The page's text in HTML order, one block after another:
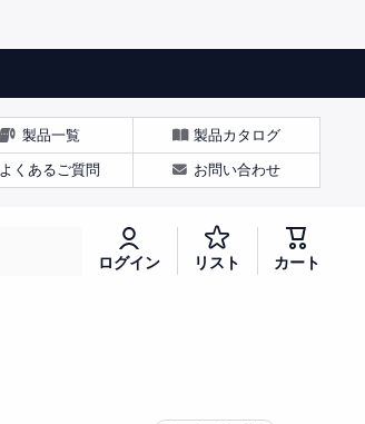
製品一覧 製品カタログ
よくあるご質問 お問い合わせ
ログイン
お
気
リスト カート